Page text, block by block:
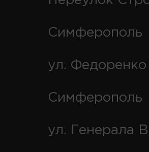
Симферополь
ул. Федоренко
Симферополь
ул. Генерала